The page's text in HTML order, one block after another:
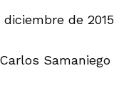
de 2015
Samaniego